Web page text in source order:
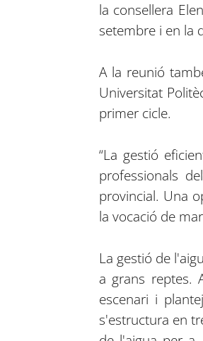
la consellera
setembre i en la
A la reunió
Universitat
primer cicle.
“La gestió
professionals
provincial. Una
la vocació de
La gestió de
a grans reptes.
escenari i
s'estructura en